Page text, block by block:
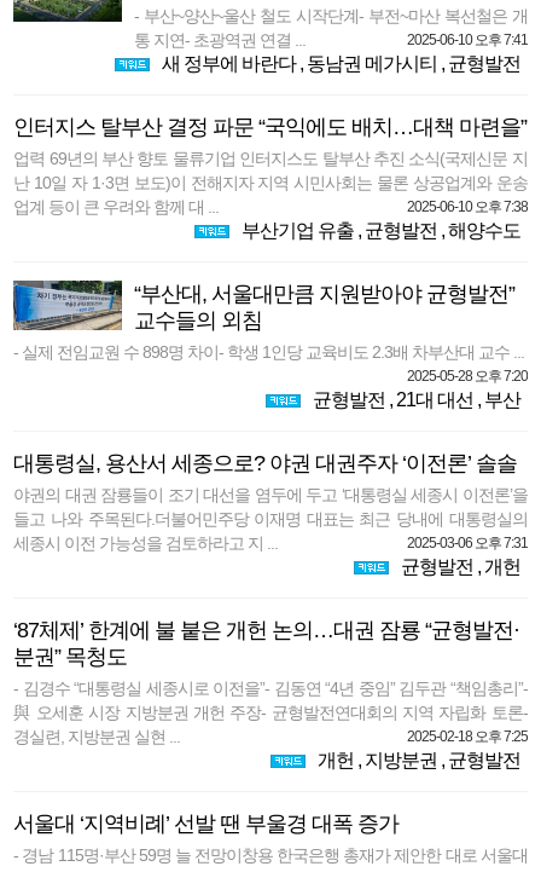
- 부산~양산~울산 철도 시작단계- 부전~마산 복선철은 개
통 지연- 초광역권 연결 ...
2025-06-10 오후 7:41
새 정부에 바란다, 동남권 메가시티 , 균형발전
인터지스 탈부산 결정 파문 “국익에도 배치…대책 마련을”
업력 69년의 부산 향토 물류기업 인터지스도 탈부산 추진 소식(국제신문 지
난 10일 자 1·3면 보도)이 전해지자 지역 시민사회는 물론 상공업계와 운송
업계 등이 큰 우려와 함께 대 ...
2025-06-10 오후 7:38
부산기업 유출, 균형발전 ,해양수도
“부산대, 서울대만큼 지원받아야 균형발전”
교수들의 외침
- 실제 전임교원 수 898명 차이- 학생 1인당 교육비도 2.3배 차부산대 교수 ...
2025-05-28 오후 7:20
균형발전 , 21대 대선 , 부산
대통령실, 용산서 세종으로? 야권 대권주자 ‘이전론’ 솔솔
야권의 대권 잠룡들이 조기 대선을 염두에 두고 ‘대통령실 세종시 이전론’을
들고 나와 주목된다.더불어민주당 이재명 대표는 최근 당내에 대통령실의
세종시 이전 가능성을 검토하라고 지 ...
2025-03-06 오후 7:31
균형발전 ,개헌
‘87체제’ 한계에 불 붙은 개헌 논의…대권 잠룡 “균형발전·
분권” 목청도
- 김경수 “대통령실 세종시로 이전을”- 김동연 “4년 중임” 김두관 “책임총리”-
與 오세훈 시장 지방분권 개헌 주장- 균형발전연대회의 지역 자립화 토론-
경실련, 지방분권 실현 ...
2025-02-18 오후 7:25
개헌 , 지방분권 , 균형발전
서울대 ‘지역비례’ 선발 땐 부울경 대폭 증가
- 경남 115명·부산 59명 늘 전망이창용 한국은행 총재가 제안한 대로 서울대